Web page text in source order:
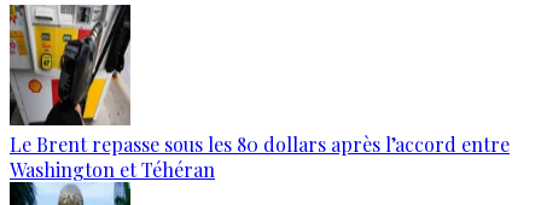
Le Brent repasse sous les 80 dollars après l’accord entre
Washington et Téhéran